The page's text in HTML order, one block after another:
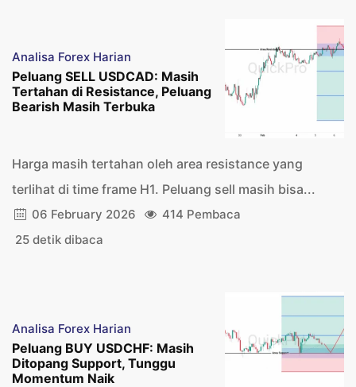
Analisa Forex Harian
Peluang SELL USDCAD: Masih
Tertahan di Resistance, Peluang
Bearish Masih Terbuka
Harga masih tertahan oleh area resistance yang
terlihat di time frame H1. Peluang sell masih bisa...
06 February 2026
414 Pembaca
25 detik dibaca
Analisa Forex Harian
Peluang BUY USDCHF: Masih
Ditopang Support, Tunggu
Momentum Naik